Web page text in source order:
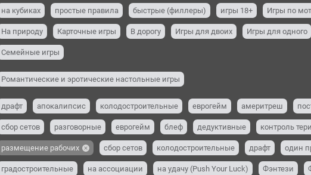
на кубиках простые правила быстрые (филлеры) игры 18+ Игры по
На природу Карточные игры В дорогу Игры для двоих Игры для одного
Семейные игры
Романтические и эротические настольные игры
драфт апокалипсис колодостроительные еврогейм америтреш
сбор сетов разговорные еврогейм блеф дедуктивные контроль
размещение рабочих сбор сетов колодостроительные драфт один
градостроительные на ассоциации на удачу (Push Your Luck) Фэнтези